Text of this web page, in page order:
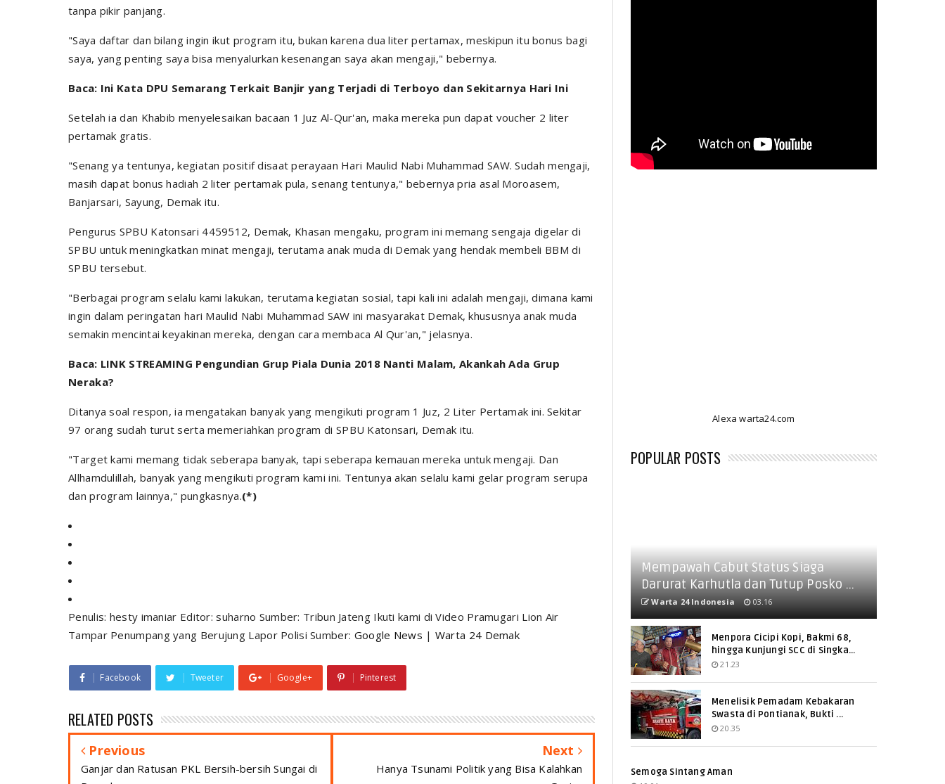
tanpa pikir panjang.
"Saya daftar dan bilang ingin ikut program itu, bukan karena dua liter pertamax, meskipun itu bonus bagi
saya, yang penting saya bisa menyalurkan kesenangan saya akan mengaji," bebernya.
Baca: Ini Kata DPU Semarang Terkait Banjir yang Terjadi di Terboyo dan Sekitarnya Hari Ini
Setelah ia dan Khabib menyelesaikan bacaan 1 Juz Al-Qur'an, maka mereka pun dapat voucher 2 liter
pertamak gratis.
"Senang ya tentunya, kegiatan positif disaat perayaan Hari Maulid Nabi Muhammad SAW. Sudah mengaji,
masih dapat bonus hadiah 2 liter pertamak pula, senang tentunya," bebernya pria asal Moroasem,
Banjarsari, Sayung, Demak itu.
Pengurus SPBU Katonsari 4459512, Demak, Khasan mengaku, program ini memang sengaja digelar di
SPBU untuk meningkatkan minat mengaji, terutama anak muda di Demak yang hendak membeli BBM di
SPBU tersebut.
"Berbagai program selalu kami lakukan, terutama kegiatan sosial, tapi kali ini adalah mengaji, dimana kami
ingin dalam peringatan hari Maulid Nabi Muhammad SAW ini masyarakat Demak, khususnya anak muda
semakin mencintai keyakinan mereka, dengan cara membaca Al Qur'an," jelasnya.
Baca: LINK STREAMING Pengundian Grup Piala Dunia 2018 Nanti Malam, Akankah Ada Grup
Neraka?
Ditanya soal respon, ia mengatakan banyak yang mengikuti program 1 Juz, 2 Liter Pertamak ini. Sekitar
97 orang sudah turut serta memeriahkan program di SPBU Katonsari, Demak itu.
"Target kami memang tidak seberapa banyak, tapi seberapa kemauan mereka untuk mengaji. Dan
Allhamdulillah, banyak yang mengikuti program kami ini. Tentunya akan selalu kami gelar program serupa
dan program lainnya," pungkasnya.(*)
Penulis: hesty imaniar Editor: suharno Sumber: Tribun Jateng Ikuti kami di Video Pramugari Lion Air
Tampar Penumpang yang Berujung Lapor Polisi Sumber: Google News | Warta 24 Demak
Facebook Tweeter Google+ Pinterest
RELATED POSTS
Previous
Ganjar dan Ratusan PKL Bersih-bersih Sungai di
Next
Hanya Tsunami Politik yang Bisa Kalahkan
Alexa warta24.com
POPULAR POSTS
Mempawah Cabut Status Siaga
Darurat Karhutla dan Tutup Posko ...
Warta 24 Indonesia 03.16
Menpora Cicipi Kopi, Bakmi 68,
hingga Kunjungi SCC di Singka...
21.23
Menelisik Pemadam Kebakaran
Swasta di Pontianak, Bukti ...
20.35
Semoga Sintang Aman